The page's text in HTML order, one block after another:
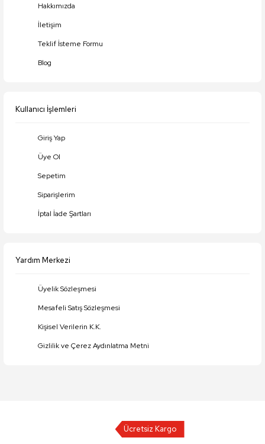
Ürün açıklamasında eksik bilgiler bulunuyor.
Ürün fiyatı diğer sitelerden daha pahalı.
Hakkımızda
İletişim
Teklif İsteme Formu
Blog
Kullanıcı İşlemleri
Giriş Yap
Üye Ol
Sepetim
Siparişlerim
İptal İade Şartları
Yardım Merkezi
Üyelik Sözleşmesi
Mesafeli Satış Sözleşmesi
Kişisel Verilerin K.K.
Gizlilik ve Çerez Aydınlatma Metni
Ücretsiz Kargo